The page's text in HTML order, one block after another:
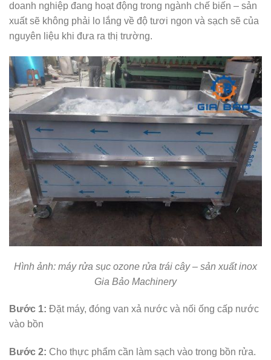
doanh nghiệp đang hoạt động trong ngành chế biến – sản
xuất sẽ không phải lo lắng về độ tươi ngon và sạch sẽ của
nguyên liệu khi đưa ra thị trường.
Hình ảnh: máy rửa sục ozone rửa trái cây – sản xuất inox
Gia Bảo Machinery
Bước 1: Đặt máy, đóng van xả nước và nối ống cấp nước
vào bồn
Bước 2: Cho thực phẩm cần làm sạch vào trong bồn rửa.